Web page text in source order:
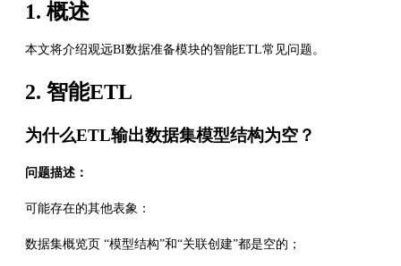
1. 概述
本文将介绍观远BI数据准备模块的智能ETL常见问题。
2. 智能ETL
为什么ETL输出数据集模型结构为空？
问题描述：
可能存在的其他表象：
数据集概览页 “模型结构”和“关联创建”都是空的；